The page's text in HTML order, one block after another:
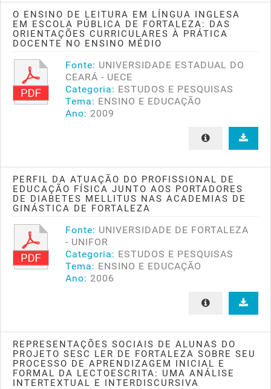
O ENSINO DE LEITURA EM LÍNGUA INGLESA
EM ESCOLA PÚBLICA DE FORTALEZA: DAS
ORIENTAÇÕES CURRICULARES À PRÁTICA
DOCENTE NO ENSINO MÉDIO
Fonte: UNIVERSIDADE ESTADUAL DO
CEARÁ - UECE
Categoria: ESTUDOS E PESQUISAS
Tema: ENSINO E EDUCAÇÃO
Ano: 2009
PERFIL DA ATUAÇÃO DO PROFISSIONAL DE
EDUCAÇÃO FÍSICA JUNTO AOS PORTADORES
DE DIABETES MELLITUS NAS ACADEMIAS DE
GINÁSTICA DE FORTALEZA
Fonte: UNIVERSIDADE DE FORTALEZA
- UNIFOR
Categoria: ESTUDOS E PESQUISAS
Tema: ENSINO E EDUCAÇÃO
Ano: 2006
REPRESENTAÇÕES SOCIAIS DE ALUNAS DO
PROJETO SESC LER DE FORTALEZA SOBRE SEU
PROCESSO DE APRENDIZAGEM INICIAL E
FORMAL DA LECTOESCRITA: UMA ANÁLISE
INTERTEXTUAL E INTERDISCURSIVA